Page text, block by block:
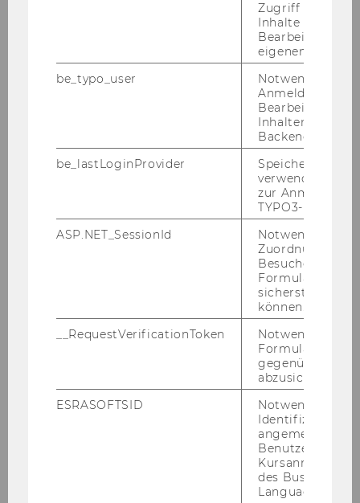
ruf­li­che Wei­ter­bil­dung bis hin zu in­no­va­ti­ven
Pro­jek­ten für Chan­cen­gleich­heit, In­klu­si­on und
au­ßer­schu­li­sche Bil­dung. Seit 2010 hat sich Bil­
dung zum Schwer­punkt­the­ma vie­ler neu­ge­
grün­de­ter Stif­tun­gen ent­wi­ckelt. Rund die
Hälf­te aller Neu­grün­dun­gen in den letz­ten 15
Jah­ren en­ga­giert sich in die­sem Be­reich. Be­
son­ders sicht­bar sind neue, pro­fes­sio­nell agie­
ren­de Ak­teu­re wie die MEGA-​Bildungsstiftung,
die Stif­tung Wirt­schafts­bil­dung oder die MIN­
Ta­li­ty Stif­tung, die mit in­no­va­ti­ven An­sät­zen
den Bil­dungs­sek­tor prä­gen.
Die Er­geb­nis­se zei­gen: Bil­dung ist zu einem
zen­tra­len Hand­lungs­feld des ös­ter­rei­chi­schen
Stif­tungs­we­sens ge­wor­den. Das Ge­mein­nüt­
zig­keits­re­form­ge­setz 2023 schafft neue Im­pul­
se für das En­ga­ge­ment im Bil­dungs­be­reich.
Durch die Er­wei­te­rung der Spen­den­be­güns­ti­
gung auf Bil­dungs­zwe­cke kön­nen be­stehen­de
Ak­ti­vi­tä­ten steu­er­lich ent­las­tet und aus­ge­baut
wer­den. Gleich­zei­tig dürf­te die Re­form An­rei­ze
für die Grün­dung neuer Bil­dungs­stif­tun­gen
schaf­fen und zur wei­te­ren Pro­fes­sio­na­li­sie­rung
Zugriff auf
Inhalte oder zur
Bearbeitung des
eigenen Profils.
be_typo_user
Notwendig für
Anmeldung und
Bearbeitung von
Inhalten im
Backend.
be_lastLoginProvider
Speichert die
verwendete
zur Anmeldung
TYPO3-Backend.
ASP.NET_SessionId
Notwendig, um
Zuordnung von
Besucher zu
sicherstellen zu
können.
__RequestVerificationToken
Notwendig, um
gegenüber
abzusichern.
ESRASOFTSID
Notwendig zur
Identifizierung
angemeldeten
Benutzers im
des Business
Language